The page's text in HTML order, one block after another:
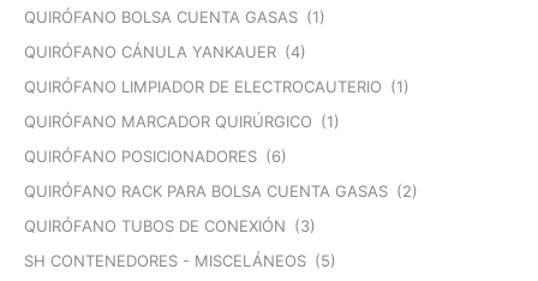
QUIRÓFANO BOLSA CUENTA GASAS (1)
QUIRÓFANO CÁNULA YANKAUER (4)
QUIRÓFANO LIMPIADOR DE ELECTROCAUTERIO (1)
QUIRÓFANO MARCADOR QUIRÚRGICO (1)
QUIRÓFANO POSICIONADORES (6)
QUIRÓFANO RACK PARA BOLSA CUENTA GASAS (2)
QUIRÓFANO TUBOS DE CONEXIÓN (3)
SH CONTENEDORES - MISCELÁNEOS (5)